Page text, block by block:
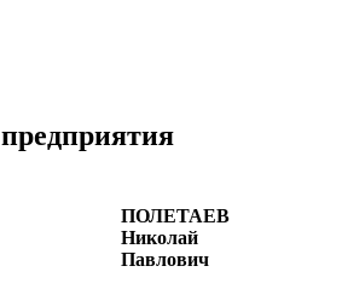
ПОЛЕТАЕВ
Николай
Павлович